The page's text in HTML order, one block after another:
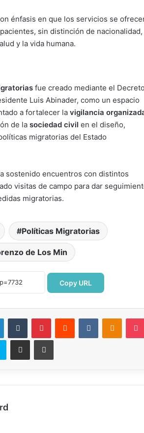
énfasis en que los servicios se
sin distinción de nacionalidad,
y la vida humana.
fue creado mediante el Decreto
Luis Abinader, como un espacio
a fortalecer la vigilancia
de la sociedad civil en el diseño,
migratorias del Estado
sostenido encuentros con distintos
visitas de campo para dar
migratorias.
Políticas Migratorias
de Los Min
Copy URL
LinkedInTumblr PinterestReddit VKontakte
Skype Compartir por correo electrónicoImprimir